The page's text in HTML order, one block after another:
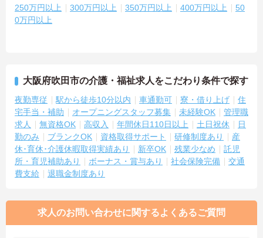
250万円以上 300万円以上 350万円以上 400万円以上
50
0万円以上
大阪府吹田市の介護・福祉求人をこだわり条件で探す
夜勤専従 駅から徒歩10分以内 車通勤可 寮・借り上げ
住
宅手当・補助
オープニングスタッフ募集 未経験OK
管理職
求人
無資格OK 高収入 年間休日110日以上 土日祝休
日
勤のみ
ブランクOK 資格取得サポート 研修制度あり
産
休･育休･介護休暇取得実績あり
新卒OK 残業少なめ
託児
所・育児補助あり
ボーナス・賞与あり 社会保険完備
交通
費支給
退職金制度あり
求人のお問い合わせに関するよくあるご質問